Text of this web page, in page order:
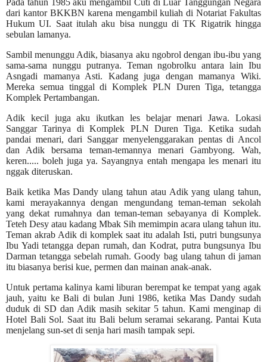
Pada tahun 1985 aku mengambil Cuti di Luar Tanggungan Negara
dari kantor BKKBN karena mengambil kuliah di Notariat Fakultas
Hukum UI. Saat itulah aku bisa nunggu di TK Rigatrik hingga
sebulan lamanya.
Sambil menunggu Adik, biasanya aku ngobrol dengan ibu-ibu yang
sama-sama nunggu putranya. Teman ngobrolku antara lain Ibu
Asngadi mamanya Asti. Kadang juga dengan mamanya Wiki.
Mereka semua tinggal di Komplek PLN Duren Tiga, tetangga
Komplek Pertambangan.
Adik kecil juga aku ikutkan les belajar menari Jawa. Lokasi
Sanggar Tarinya di Komplek PLN Duren Tiga. Ketika sudah
pandai menari, dari Sanggar menyelenggarakan pentas di Ancol
dan Adik bersama teman-temannya menari Gambyong. Wah,
keren..... boleh juga ya. Sayangnya entah mengapa les menari itu
nggak diteruskan.
Baik ketika Mas Dandy ulang tahun atau Adik yang ulang tahun,
kami merayakannya dengan mengundang teman-teman sekolah
yang dekat rumahnya dan teman-teman sebayanya di Komplek.
Teteh Desy atau kadang Mbak Sih memimpin acara ulang tahun itu.
Teman akrab Adik di komplek saat itu adalah Isti, putri bungsunya
Ibu Yadi tetangga depan rumah, dan Kodrat, putra bungsunya Ibu
Darman tetangga sebelah rumah. Goody bag ulang tahun di jaman
itu biasanya berisi kue, permen dan mainan anak-anak.
Untuk pertama kalinya kami liburan berempat ke tempat yang agak
jauh, yaitu ke Bali di bulan Juni 1986, ketika Mas Dandy sudah
duduk di SD dan Adik masih sekitar 5 tahun. Kami menginap di
Hotel Bali Sol. Saat itu Bali belum seramai sekarang.Pantai Kuta
menjelang sun-set di senja hari masih tampak sepi.